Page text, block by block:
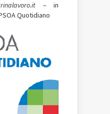
– in
Quotidiano